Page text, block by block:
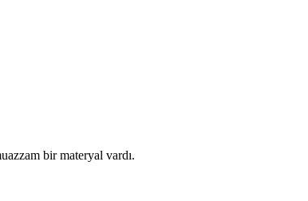
bir materyal vardı.